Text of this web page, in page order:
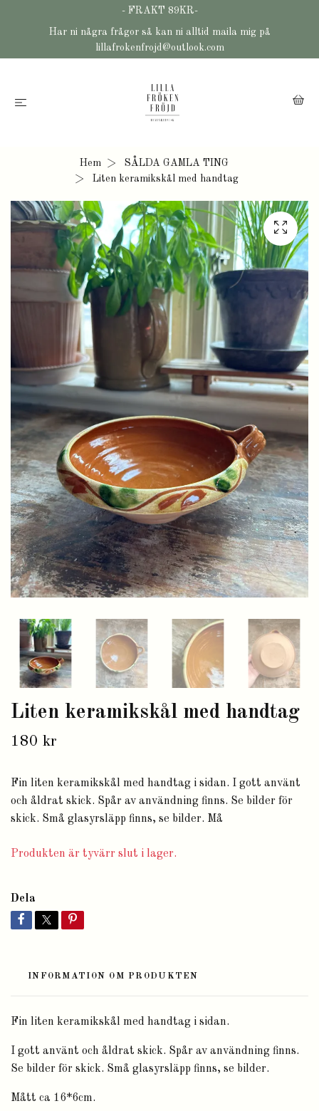
- FRAKT 89KR-
Har ni några frågor så kan ni alltid maila mig på
lillafrokenfrojd@outlook.com
Hem
SÅLDA GAMLA TING
Liten keramikskål med handtag
Liten keramikskål med handtag
180 kr
Fin liten keramikskål med handtag i sidan. I gott använt
och åldrat skick. Spår av användning finns. Se bilder för
skick. Små glasyrsläpp finns, se bilder. Må
Produkten är tyvärr slut i lager.
Dela
INFORMATION OM PRODUKTEN
Fin liten keramikskål med handtag i sidan.
I gott använt och åldrat skick. Spår av användning finns.
Se bilder för skick. Små glasyrsläpp finns, se bilder.
Mått ca 16*6cm.